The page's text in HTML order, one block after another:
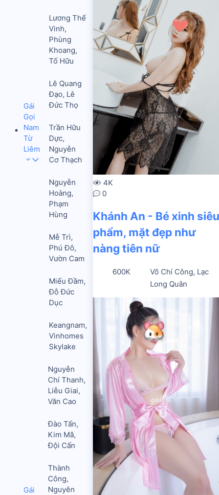
Gái
Gọi
Nam
Từ
Liêm
Lương Thế
Vinh,
Phùng
Khoang,
Tố Hữu
Lê Quang
Đạo, Lê
Đức Thọ
Trần Hữu
Dực,
Nguyễn
Cơ Thạch
Nguyễn
Hoàng,
Phạm
Hùng
Mễ Trì,
Phú Đô,
Vườn Cam
Miếu Đầm,
Đỗ Đức
Dục
Keangnam,
Vinhomes
Skylake
Gái
Nguyễn
Chí Thanh,
Liễu Giai,
Văn Cao
Đào Tấn,
Kim Mã,
Đội Cấn
Thành
Công,
Nguyên
4K
0
Khánh An - Bé xinh siêu
phẩm, mặt đẹp như
nàng tiên nữ
600K
Võ Chí Công, Lạc
Long Quân